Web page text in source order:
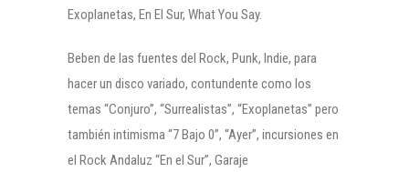
Exoplanetas, En El Sur, What You Say.
Beben de las fuentes del Rock, Punk, Indie, para
hacer un disco variado, contundente como los
temas “Conjuro”, “Surrealistas”, “Exoplanetas” pero
también intimisma “7 Bajo 0”, “Ayer”, incursiones en
el Rock Andaluz “En el Sur”, Garaje